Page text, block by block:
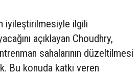
iyileştirilmesiyle ilgili
açıklayan Choudhry,
sahalarının düzeltilmesi
Bu konuda katkı veren